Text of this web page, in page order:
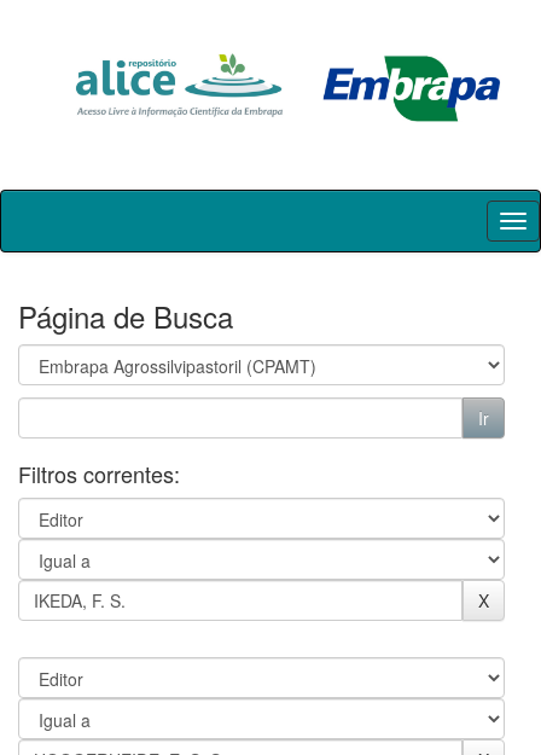
Skip
Página de Busca
Filtros correntes: